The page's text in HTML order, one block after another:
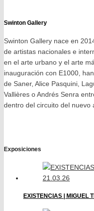
Swinton Gallery
Swinton Gallery nace en
de artistas nacionales e
en el arte urbano y el arte
inauguración con E1000,
de Saner, Alice Pasquini,
Vallières o Andrés Senra
dentro del circuito del nuevo
Exposiciones
EXISTENCIAS | MIGUEL